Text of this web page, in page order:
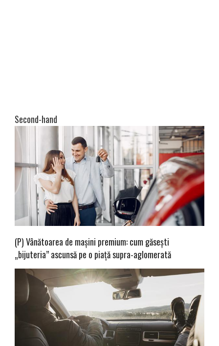
Second-hand
(P) Vânătoarea de mașini premium: cum găsești
„bijuteria” ascunsă pe o piață supra-aglomerată